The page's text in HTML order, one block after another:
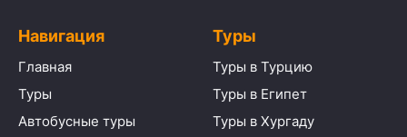
Навигация
Главная
Туры
Автобусные туры
Туры
Туры в Турцию
Туры в Египет
Туры в Хургаду